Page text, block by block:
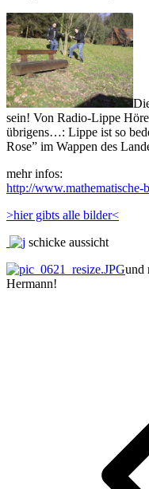
sein! Von Radio-Lippe
übrigens…: Lippe ist so
Rose” im Wappen des
mehr infos:
http://www.mathematische-
>hier gibts alle bilder<
schicke aussicht
und
Hermann!